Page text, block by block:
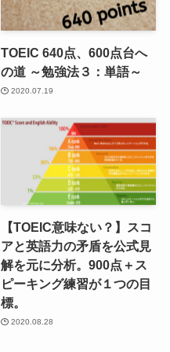
TOEIC 640点、600点台へ
の道 ～勉強法３：単語～
2020.07.19
【TOEIC意味ない？】スコ
アと英語力の矛盾を公式見
解を元に分析。900点＋ス
ピーキング練習が１つの目
標。
2020.08.28